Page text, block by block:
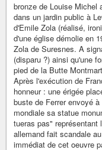
bronze de Louise Michel
dans un jardin public à
d'Emile Zola (réalisé,
d'une église démolie en
Zola de Suresnes. A
(disparu ?) ainsi qu'une
pied de la Butte
Après l'exécution de
honneur : une érigée
buste de Ferrer envoyé
mondiale sa statue
tueras pas" représentant
allemand fait scandale
immédiat de cet oeuvre